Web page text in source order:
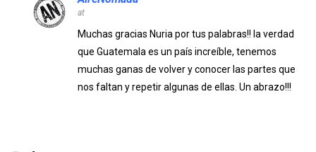
at
Muchas gracias Nuria por tus palabras!! la verdad
que Guatemala es un país increíble, tenemos
muchas ganas de volver y conocer las partes que
nos faltan y repetir algunas de ellas. Un abrazo!!!